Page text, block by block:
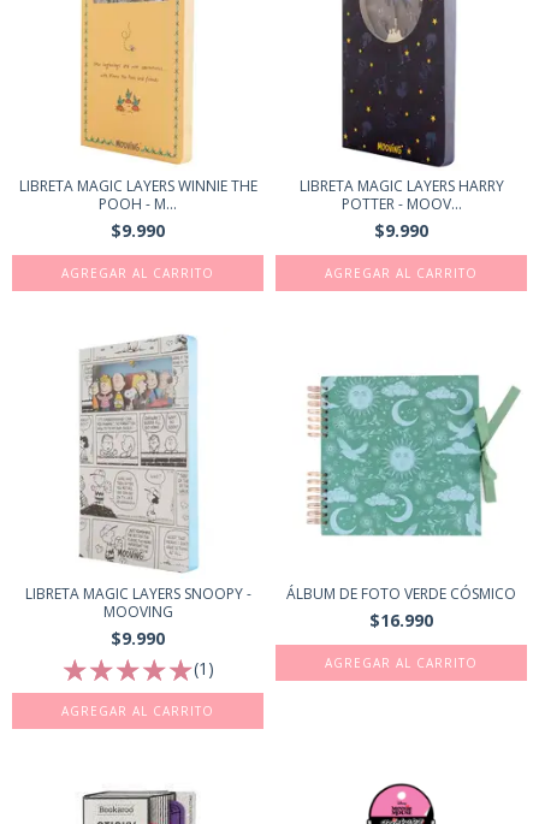
LIBRETA MAGIC LAYERS WINNIE THE
POOH - M...
$9.990
LIBRETA MAGIC LAYERS HARRY
POTTER - MOOV...
$9.990
LIBRETA MAGIC LAYERS SNOOPY -
MOOVING
$9.990
(1)
ÁLBUM DE FOTO VERDE CÓSMICO
$16.990